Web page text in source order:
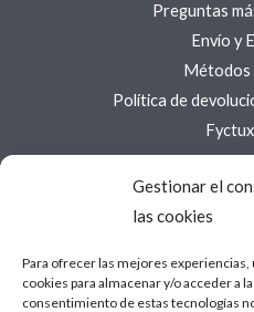
Gestionar el
las cookies
Para ofrecer las mejores
cookies para almacenar y/o acceder a
consentimiento de estas tecnologías
Preguntas
Envío y
Métodos
Política de
Acerca
Política de